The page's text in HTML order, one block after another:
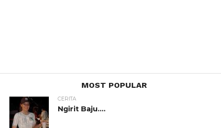
MOST POPULAR
CERITA
Ngirit Baju….